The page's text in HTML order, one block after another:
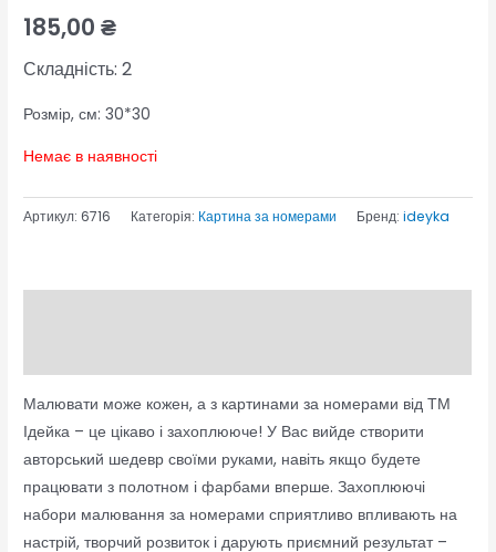
185,00₴
Складність: 2
Розмір, см: 30*30
Немає в наявності
Артикул:6716 Категорія: Картина за номерами Бренд:ideyka
Малювати може кожен, а з картинами за номерами від ТМ
Ідейка – це цікаво і захоплююче! У Вас вийде створити
авторський шедевр своїми руками, навіть якщо будете
працювати з полотном і фарбами вперше. Захоплюючі
набори малювання за номерами сприятливо впливають на
настрій, творчий розвиток і дарують приємний результат –